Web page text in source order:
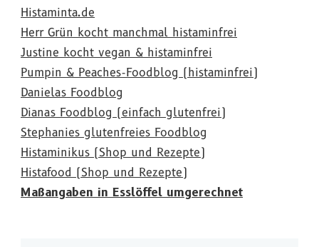
Histaminta.de
Herr Grün kocht manchmal histaminfrei
Justine kocht vegan & histaminfrei
Pumpin & Peaches-Foodblog (histaminfrei)
Danielas Foodblog
Dianas Foodblog (einfach glutenfrei)
Stephanies glutenfreies Foodblog
Histaminikus (Shop und Rezepte)
Histafood (Shop und Rezepte)
Maßangaben in Esslöffel umgerechnet